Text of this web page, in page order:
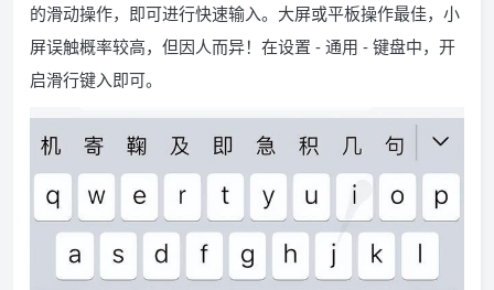
的滑动操作，即可进行快速输入。大屏或平板操作最佳，小
屏误触概率较高，但因人而异！在设置 - 通用 - 键盘中，开
启滑行键入即可。